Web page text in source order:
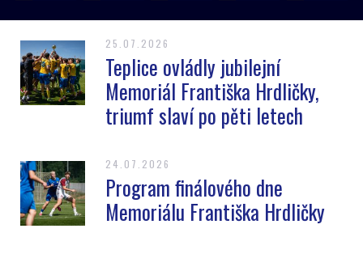
25.07.2026
Teplice ovládly jubilejní
Memoriál Františka Hrdličky,
triumf slaví po pěti letech
24.07.2026
Program finálového dne
Memoriálu Františka Hrdličky